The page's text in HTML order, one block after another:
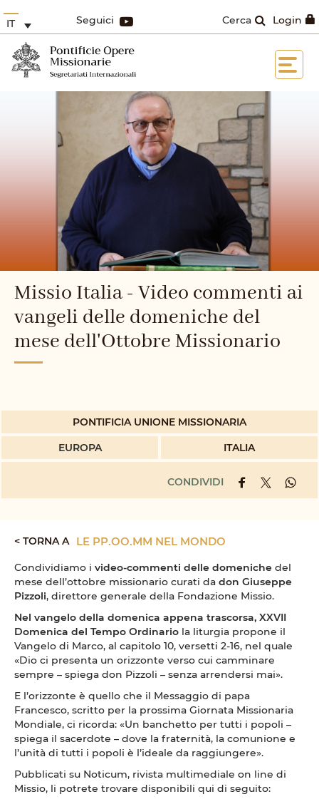
Login
Cerca
Seguici
IT
Missio Italia - Video commenti ai
vangeli delle domeniche del
mese dell'Ottobre Missionario
PONTIFICIA UNIONE MISSIONARIA
EUROPA
ITALIA
CONDIVIDI
< TORNA A LE PP.OO.MM NEL MONDO
Condividiamo i video-commenti delle domeniche del
mese dell’ottobre missionario curati da don Giuseppe
Pizzoli, direttore generale della Fondazione Missio.
Nel vangelo della domenica appena trascorsa, XXVII
Domenica del Tempo Ordinario la liturgia propone il
Vangelo di Marco, al capitolo 10, versetti 2-16, nel quale
«Dio ci presenta un orizzonte verso cui camminare
sempre – spiega don Pizzoli – senza arrendersi mai».
E l’orizzonte è quello che il Messaggio di papa
Francesco, scritto per la prossima Giornata Missionaria
Mondiale, ci ricorda: «Un banchetto per tutti i popoli –
spiega il sacerdote – dove la fraternità, la comunione e
l’unità di tutti i popoli è l’ideale da raggiungere».
Pubblicati su Noticum, rivista multimediale on line di
Missio, li potrete trovare disponibili qui di seguito: